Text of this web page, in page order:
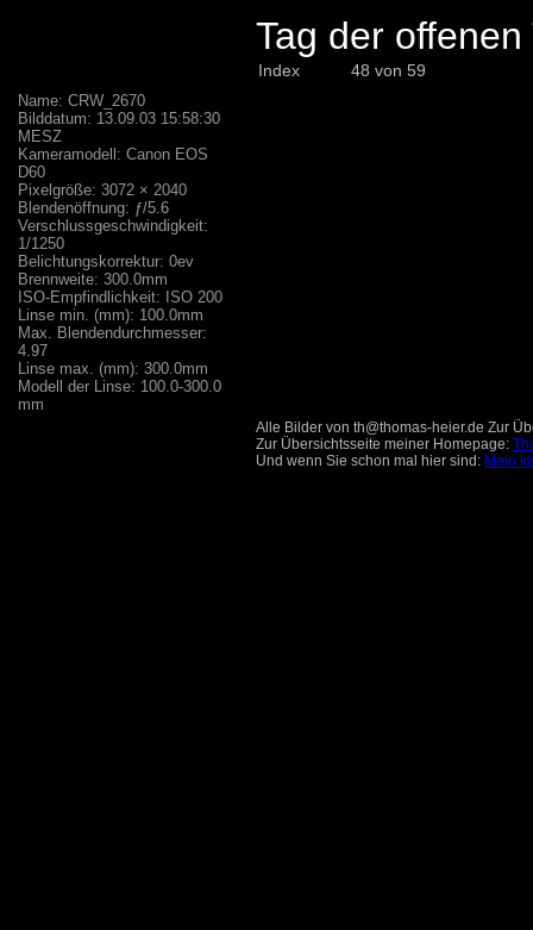
Tag der
Index 48 von 59
Name: CRW_2670
Bilddatum: 13.09.03 15:58:30
MESZ
Kameramodell: Canon EOS
D60
Pixelgröße: 3072 × 2040
Blendenöffnung: ƒ/5.6
Verschlussgeschwindigkeit:
1/1250
Belichtungskorrektur: 0ev
Brennweite: 300.0mm
ISO-Empfindlichkeit: ISO 200
Linse min. (mm): 100.0mm
Max. Blendendurchmesser:
4.97
Linse max. (mm): 300.0mm
Modell der Linse: 100.0-300.0
mm
Alle Bilder von th@thomas-heier.de Zur
Zur Übersichtsseite meiner Homepage:
Und wenn Sie schon mal hier sind: Mein